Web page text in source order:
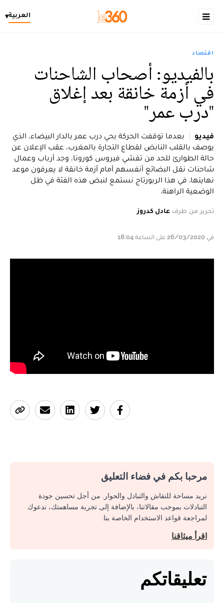
العربية▾
اقتصاد
بالفيديو: أصحاب الشاحنات
في أزمة خانقة بعد إغلاق
"درب عمر"
فيديو
بعدما توقفت الحركة بحي درب عمر بالدار البيضاء، الذي
يوصف بالقلب النابض لقطاع التجارة بالمغرب، عقب الإعلان عن
حالة الطوارئ للحد من تفشي فيروس كورونا، وجد أرباب وعمال
شاحنات نقل البضائع أنفسهم أمام أزمة خانقة لا يعرفون موعد
نهايتها. في هذا الربورتاج نستمع لنبض هذه الفئة في ظل
الوضعية الراهنة.
تحرير من طرف عادل كدروز
في 26/03/2020 على الساعة 18:04
مرحبا بكم في فضاء التعليق
نريد مساحة للنقاش والتبادل والحوار. من أجل تحسين جودة
التبادلات بموجب مقالاتنا، بالإضافة إلى تجربة مساهمتك، ندعوك
لمراجعة قواعد الاستخدام الخاصة بنا.
اقرأ ميثاقنا
تعليقاتكم